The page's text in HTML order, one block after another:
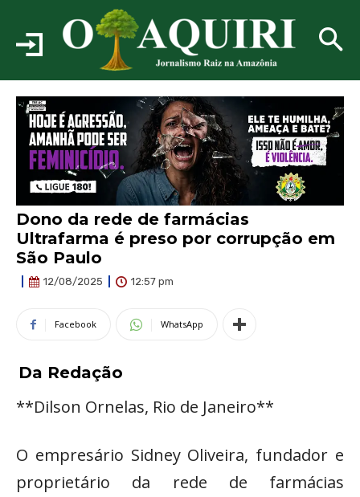
Dono da rede de farmácias
Ultrafarma é preso por corrupção em
São Paulo
12/08/2025 12:57 pm
Facebook WhatsApp
Da Redação
**Dilson Ornelas, Rio de Janeiro**
O empresário Sidney Oliveira, fundador e
proprietário da rede de farmácias